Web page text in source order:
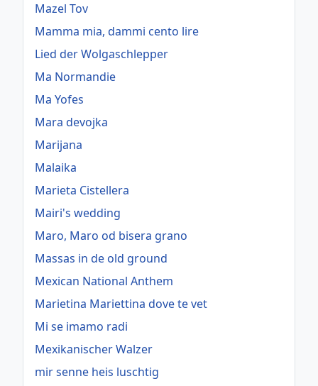
Mazel Tov
Mamma mia, dammi cento lire
Lied der Wolgaschlepper
Ma Normandie
Ma Yofes
Mara devojka
Marijana
Malaika
Marieta Cistellera
Mairi's wedding
Maro, Maro od bisera grano
Massas in de old ground
Mexican National Anthem
Marietina Mariettina dove te vet
Mi se imamo radi
Mexikanischer Walzer
mir senne heis luschtig